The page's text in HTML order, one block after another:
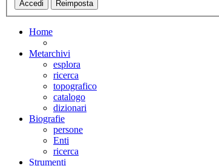
Home
Metarchivi
esplora
ricerca
topografico
catalogo
dizionari
Biografie
persone
Enti
ricerca
Strumenti